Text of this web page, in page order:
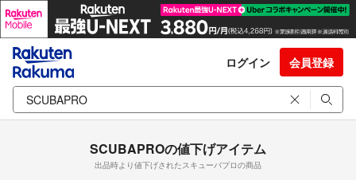
ログイン 会員登録
SCUBAPROの値下げアイテム
出品時より値下げされたスキューバプロの商品